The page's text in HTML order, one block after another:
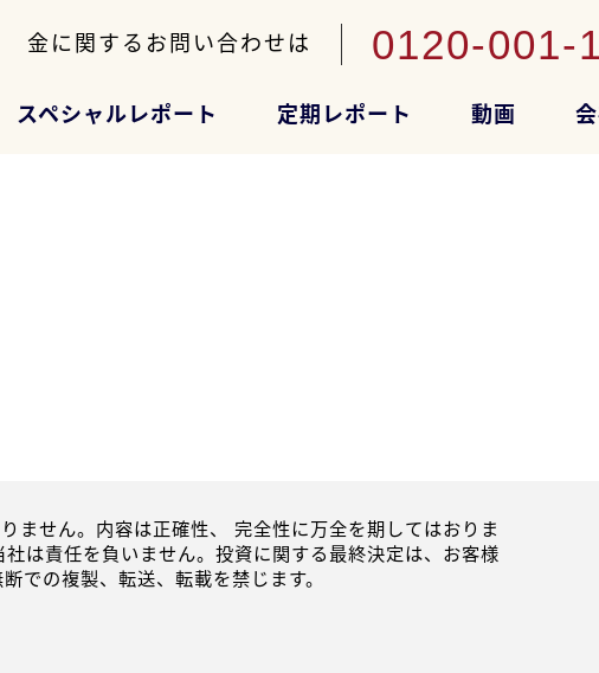
金に関するお問い合わせは 0120-001-
スペシャルレポート 定期レポート 動画
ません。内容は正確性、 完全性に万全を期してはおりま
は責任を負いません。投資に関する最終決定は、お客様
での複製、転送、転載を禁じます。